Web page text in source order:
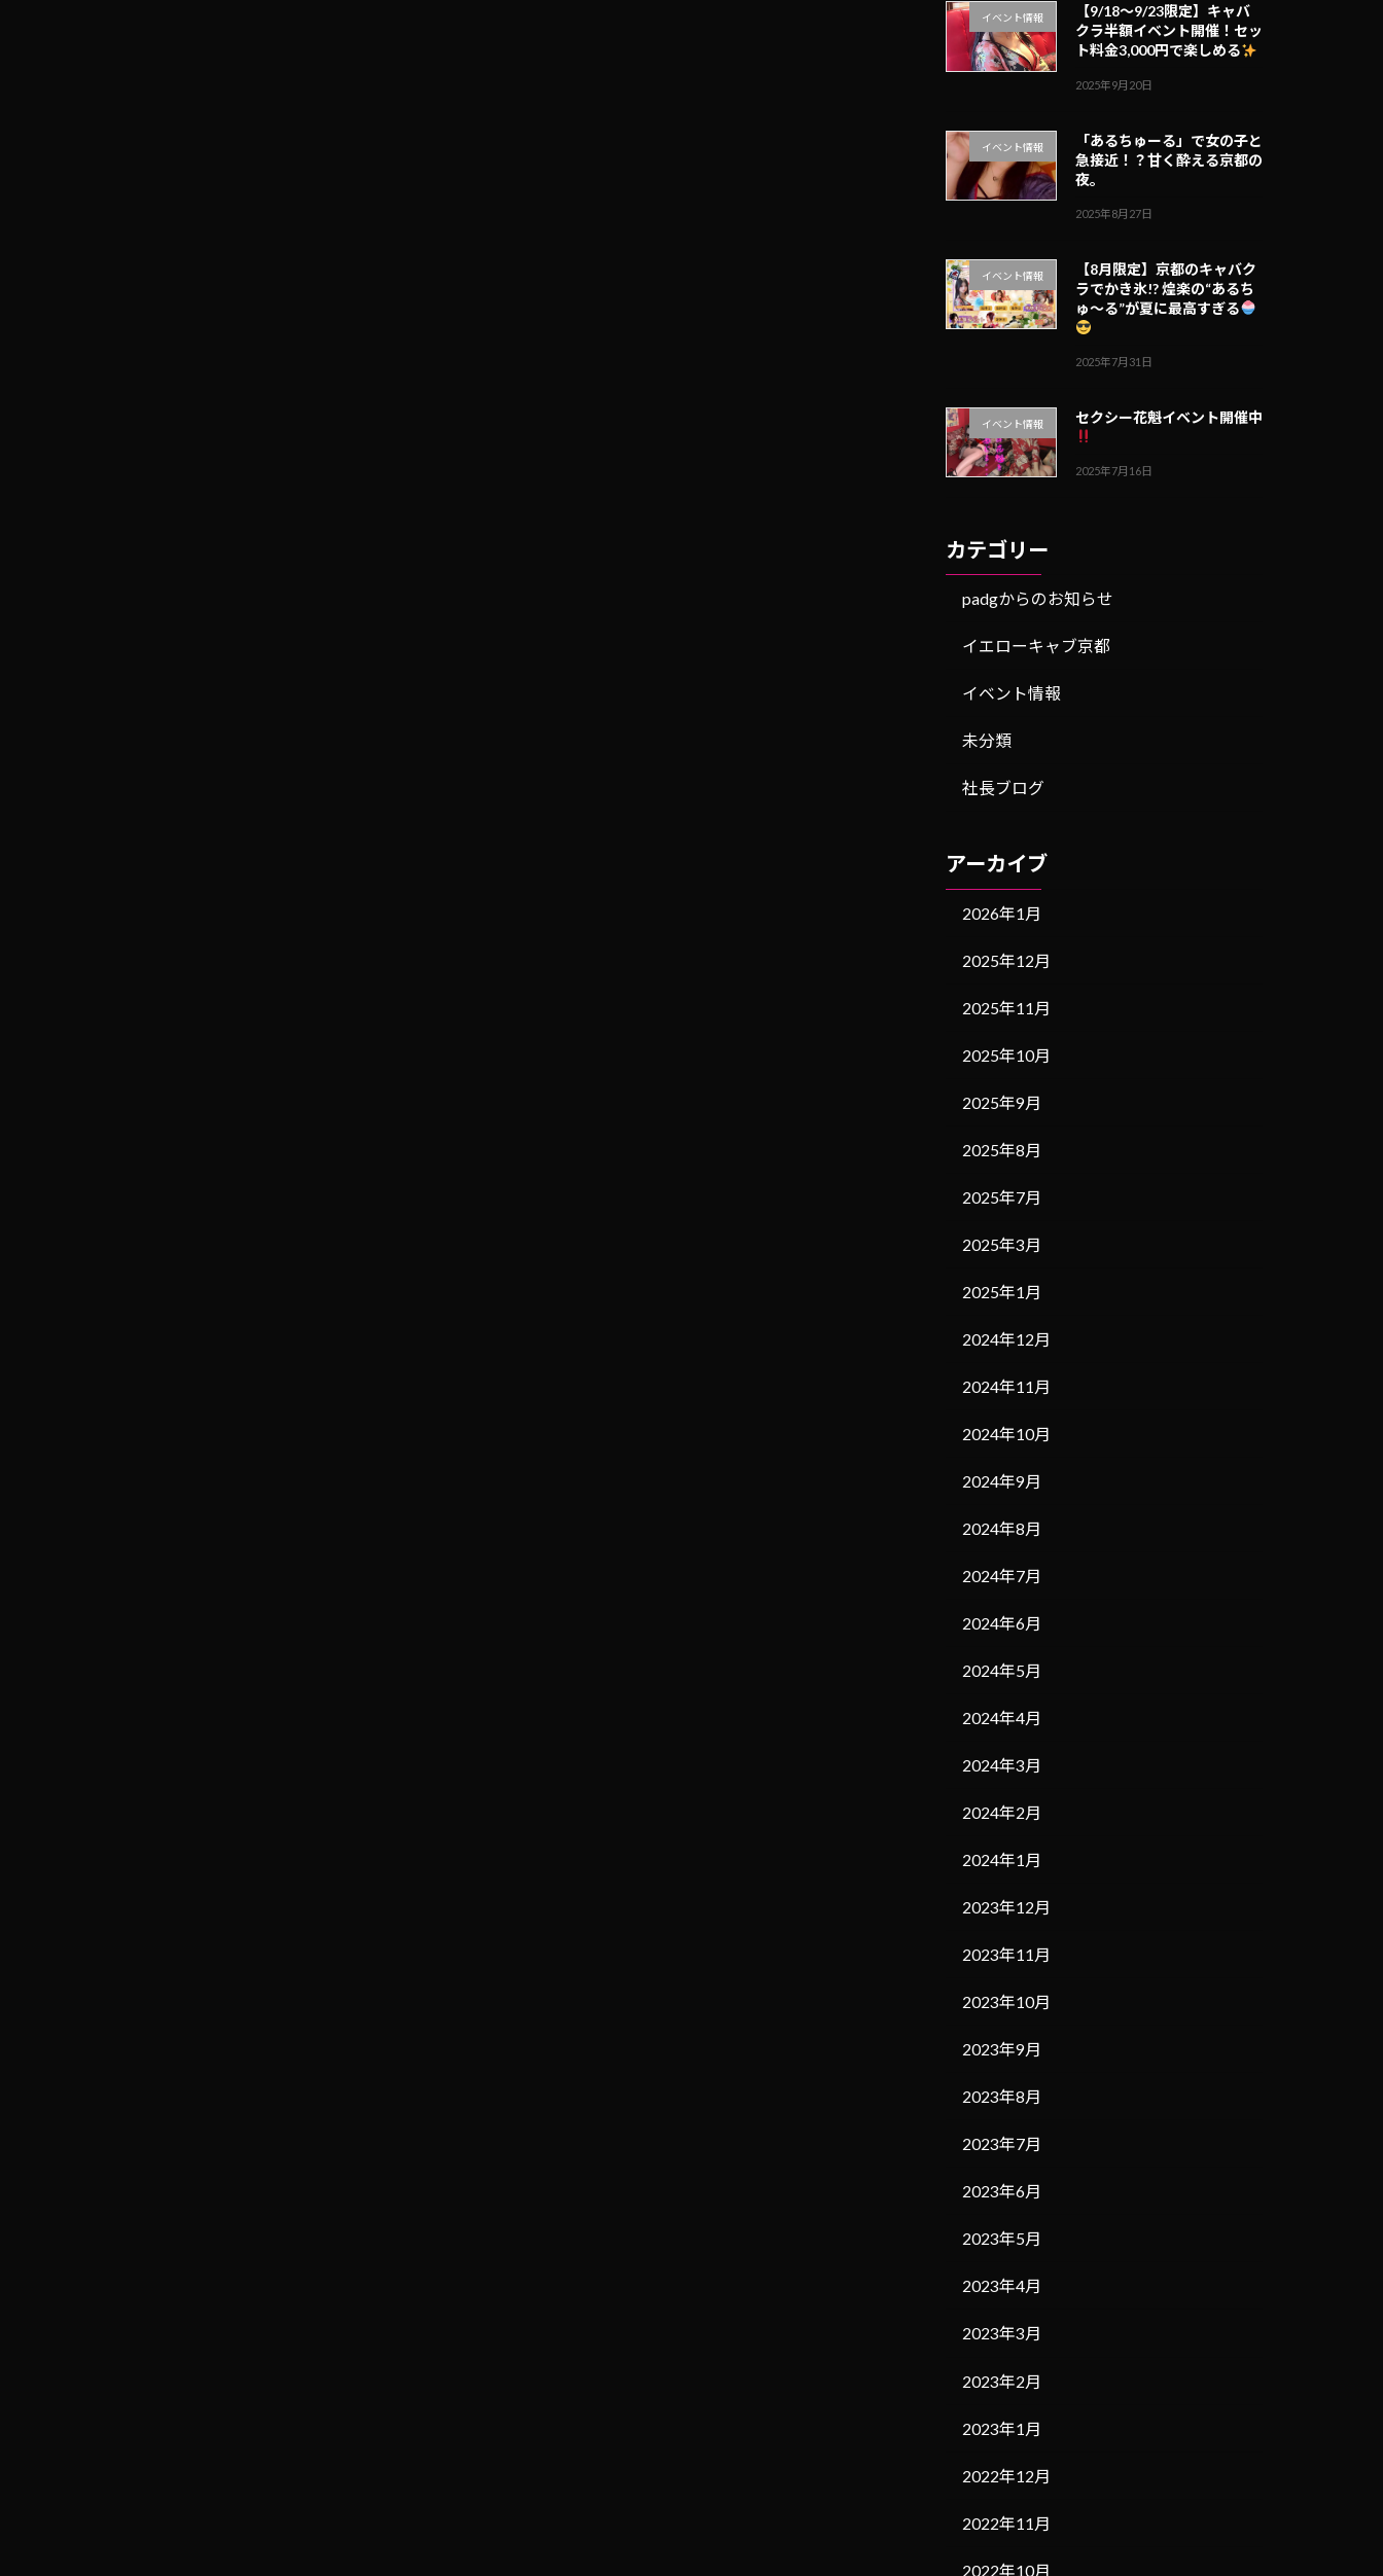
イベント情報
【9/18～9/23限定】キャバ
クラ半額イベント開催！セッ
ト料金3,000円で楽しめる
2025年9月20日
イベント情報
「あるちゅーる」で女の子と
急接近！？甘く酔える京都の
夜。
2025年8月27日
イベント情報
【8月限定】京都のキャバク
ラでかき氷!? 煌楽の“あるち
ゅ〜る”が夏に最高すぎる
2025年7月31日
イベント情報 セクシー花魁イベント開催中
2025年7月16日
カテゴリー
padgからのお知らせ
イエローキャブ京都
イベント情報
未分類
社長ブログ
アーカイブ
2026年1月
2025年12月
2025年11月
2025年10月
2025年9月
2025年8月
2025年7月
2025年3月
2025年1月
2024年12月
2024年11月
2024年10月
2024年9月
2024年8月
2024年7月
2024年6月
2024年5月
2024年4月
2024年3月
2024年2月
2024年1月
2023年12月
2023年11月
2023年10月
2023年9月
2023年8月
2023年7月
2023年6月
2023年5月
2023年4月
2023年3月
2023年2月
2023年1月
2022年12月
2022年11月
2022年10月